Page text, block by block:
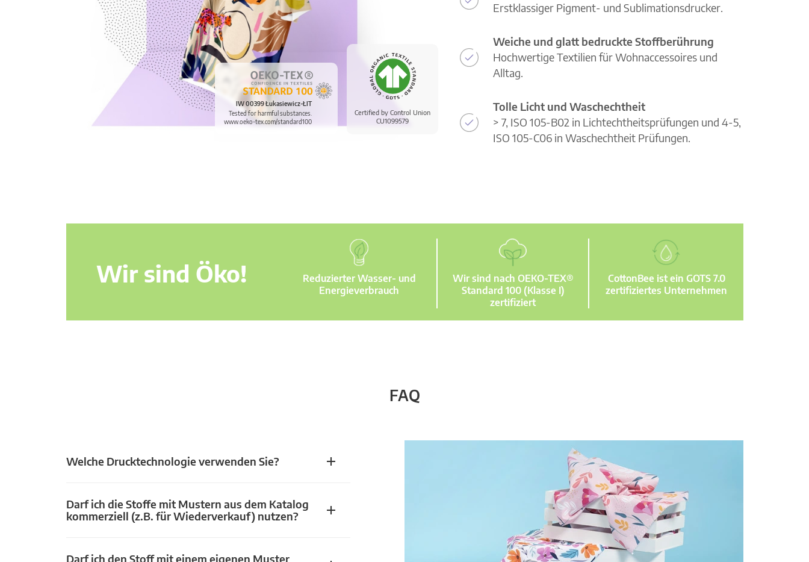
Certified by Control Union
CU1099579
IW 00399 Łukasiewicz-ŁIT
Tested for harmful substances.
www.oeko-tex.com/standard100
Erstklassiger Pigment- und Sublimationsdrucker.
Weiche und glatt bedruckte Stoffberührung
Hochwertige Textilien für Wohnaccessoires und
Alltag.
Tolle Licht und Waschechtheit
> 7, ISO 105-B02 in Lichtechtheitsprüfungen und 4-5,
ISO 105-C06 in Waschechtheit Prüfungen.
Wir sind Öko!
Reduzierter Wasser- und
Energieverbrauch
Wir sind nach OEKO-TEX®
Standard 100 (Klasse I)
zertifiziert
CottonBee ist ein GOTS 7.0
zertifiziertes Unternehmen
FAQ
Welche Drucktechnologie verwenden Sie?
Darf ich die Stoffe mit Mustern aus dem Katalog
kommerziell (z.B. für Wiederverkauf) nutzen?
Darf ich den Stoff mit einem eigenen Muster